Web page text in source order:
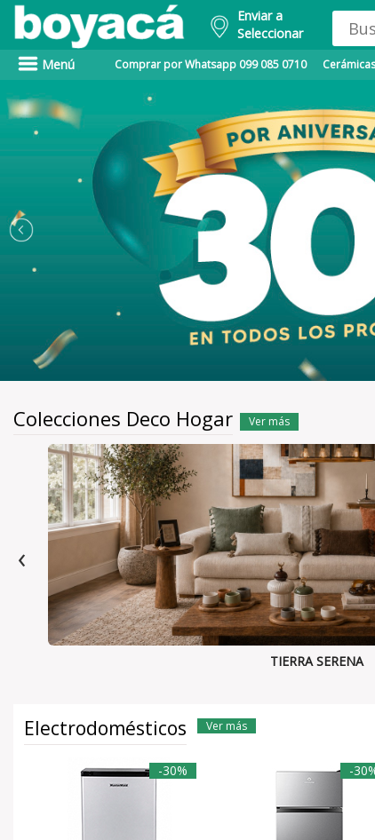
Enviar a
Seleccionar
Menú Comprar por Whatsapp 099 085 0710
Colecciones Deco Hogar Ver más
TIERRA SERENA
‹
Electrodomésticos Ver más
-30% -